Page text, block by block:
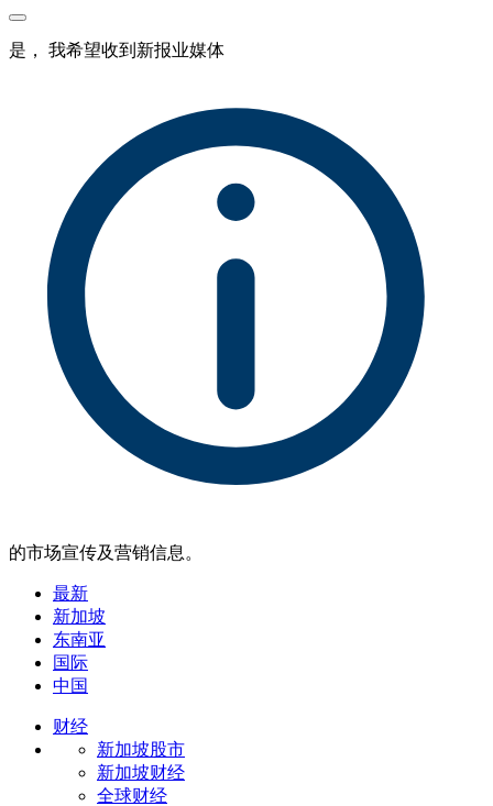
是， 我希望收到新报业媒体
的市场宣传及营销信息。
最新
新加坡
东南亚
国际
中国
财经
新加坡股市
新加坡财经
全球财经